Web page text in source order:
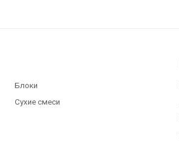
Блоки
Сухие смеси